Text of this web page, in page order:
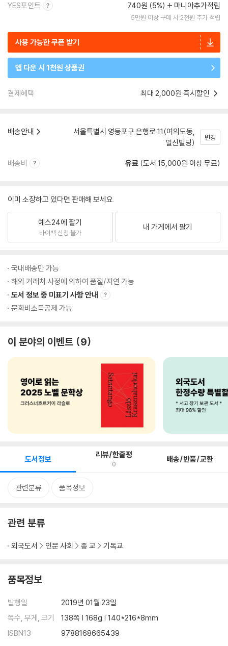
YES포인트 740원 (5%) 마니아추가적립
5만원 이상 구매 시 2천원 추가 적립
사용 가능한 쿠폰 받기
앱 다운 시 1천원 상품권
결제혜택 최대 2,000원 즉시할인
배송안내
서울특별시 영등포구 은행로 11(여의도동,
일신빌딩)
변경
배송비 유료 (도서 15,000원 이상 무료)
이미 소장하고 있다면 판매해 보세요.
예스24에 팔기
바이백 신청 불가
내 가게에서 팔기
국내배송만 가능
해외 거래처 사정에 의하여 품절/지연 가능
도서 정보 중 미표기 사항 안내
문화비소득공제 가능
이 분야의 이벤트 9
도서정보 리뷰/한줄평
0 배송/반품/교환
관련분류 품목정보
관련 분류
외국도서 인문 사회 종 교 기독교
품목정보
발행일
2019년 01월 23일
쪽수, 무게, 크기
138쪽 | 168g | 140*216*8mm
ISBN13
9788168665439